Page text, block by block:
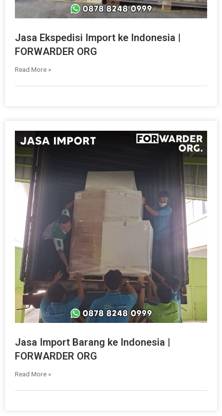
Jasa Ekspedisi Import ke Indonesia |
FORWARDER ORG
Read More »
Jasa Import Barang ke Indonesia |
FORWARDER ORG
Read More »